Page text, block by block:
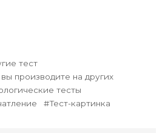
тест
производите на других
тесты
Тест-картинка